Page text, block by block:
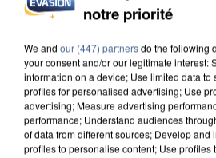
L’UN DES FONDATEURS
notre priorité
We and our (447) partnersdo the following
your consent and/or our legitimate interest:
information on a device; Use limited data to
profiles for personalised advertising; Use
advertising; Measure advertising
performance; Understand audiences
of data from different sources; Develop and
profiles to personalise content; Use profiles